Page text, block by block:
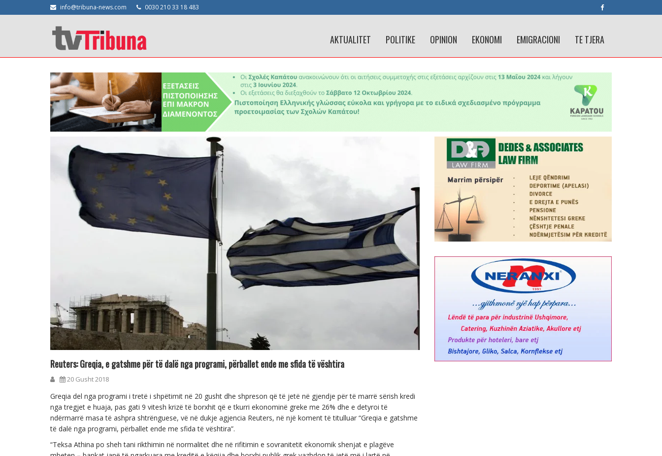
info@tribuna-news.com 0030 210 33 18 483
AKTUALITET POLITIKE OPINION EKONOMI EMIGRACIONI TE TJERA
Reuters: Greqia, e gatshme për të dalë nga programi, përballet ende me sfida të vështira
20 Gusht 2018
Greqia del nga programi i tretë i shpëtimit në 20 gusht dhe shpreson që të jetë në gjendje për të marrë sërish kredi
nga tregjet e huaja, pas gati 9 vitesh krizë të borxhit që e tkurri ekonominë greke me 26% dhe e detyroi të
ndërmarrë masa të ashpra shtrënguese, vë në dukje agjencia Reuters, në një koment të titulluar “Greqia e gatshme
të dalë nga programi, përballet ende me sfida të vështira”.
“Teksa Athina po sheh tani rikthimin në normalitet dhe në rifitimin e sovranitetit ekonomik shenjat e plagëve